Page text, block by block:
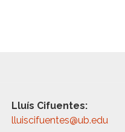
Lluís Cifuentes:
lluiscifuentes@ub.edu